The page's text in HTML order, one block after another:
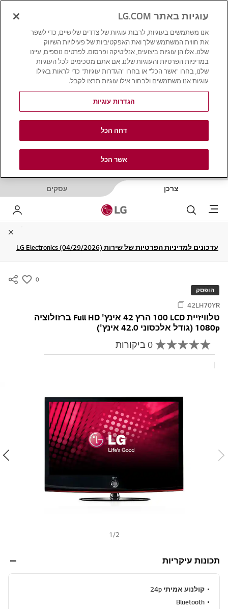
צרכן עסקים
Menu
עדכונים למדיניות הפרטיות של שירות LG Electronics (04/29/2026)
0
m
הופסק
42LH70YR
טלוויזיית LCD‏ 100 הרץ 42 אינץ' Full HD‏ ברזולוציה
‎1080p (גודל אלכסוני 42.0 אינץ')
א
י
0 ביקורות
1/2
תכונות עיקריות
קולנוע אמיתי 24p
Bluetooth
עוגיות באתר LG.COM
אנו משתמשים בעוגיות, לרבות עוגיות של צדדים שלישיים, כדי לשפר
את חווית המשתמש שלך ואת האפקטיביות של פעילויות השיווק
שלנו. אלו הן עוגיות ביצועים, אנליטיקה ופרסום. לפרטים נוספים, עיינו
במדיניות הפרטיות והעוגיות שלנו. אם אתם מסכימים לכל העוגיות
שלנו, בחרו "אשר הכל" או בחרו "הגדרות עוגיות" כדי לראות באילו
עוגיות אנו משתמשים ולבחור אילו עוגיות תרצו לקבל.
הגדרות עוגיות
דחה הכל
אשר הכל